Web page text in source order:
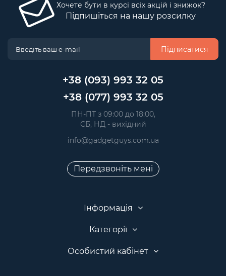
Хочете бути в курсі всіх акцій і знижок?
Підпишіться на нашу розсилку
Підписатися
+38 (093) 993 32 05
+38 (077) 993 32 05
ПН-ПТ з 09:00 до 18:00,
СБ, НД - вихідний
info@gadgetguys.com.ua
Передзвоніть мені
Інформація
Категорії
Особистий кабінет